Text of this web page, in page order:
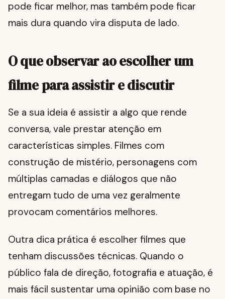
pode ficar melhor, mas também pode ficar
mais dura quando vira disputa de lado.
O que observar ao escolher um
filme para assistir e discutir
Se a sua ideia é assistir a algo que rende
conversa, vale prestar atenção em
características simples. Filmes com
construção de mistério, personagens com
múltiplas camadas e diálogos que não
entregam tudo de uma vez geralmente
provocam comentários melhores.
Outra dica prática é escolher filmes que
tenham discussões técnicas. Quando o
público fala de direção, fotografia e atuação, é
mais fácil sustentar uma opinião com base no